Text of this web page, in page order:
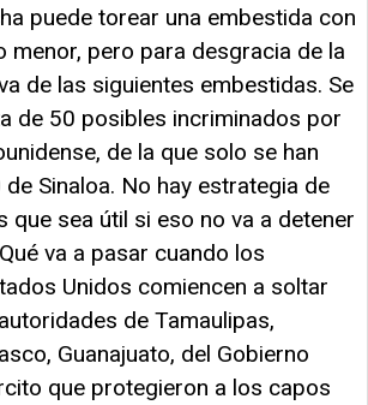
puede torear una embestida con
menor, pero para desgracia de la
de las siguientes embestidas. Se
de 50 posibles incriminados por
de la que solo se han
Sinaloa. No hay estrategia de
que sea útil si eso no va a detener
va a pasar cuando los
Unidos comiencen a soltar
de Tamaulipas,
Guanajuato, del Gobierno
que protegieron a los capos